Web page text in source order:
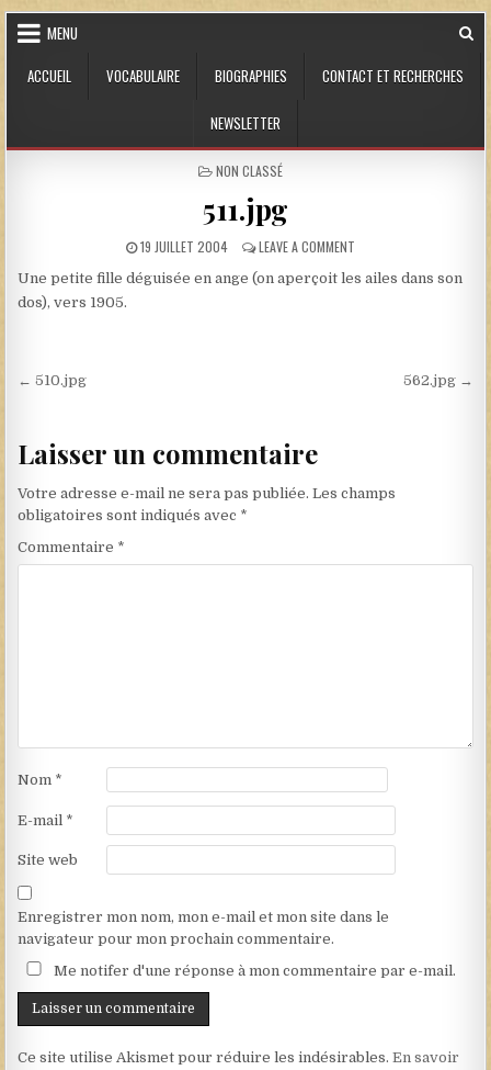
Skip to content
MENU
ACCUEIL
VOCABULAIRE BIOGRAPHIES CONTACT ET RECHERCHES
NEWSLETTER
POSTED IN
NON CLASSÉ
511.jpg
PUBLISHED DATE:
19 JUILLET 2004 LEAVE A COMMENTON 511.JPG
Une petite fille déguisée en ange (on aperçoit les ailes dans son
dos), vers 1905.
Navigation de l’article
← 510.jpg 562.jpg →
Laisser un commentaire
Votre adresse e-mail ne sera pas publiée. Les champs
obligatoires sont indiqués avec *
Commentaire *
Nom *
E-mail *
Site web
Enregistrer mon nom, mon e-mail et mon site dans le
navigateur pour mon prochain commentaire.
Me notifer d'une réponse à mon commentaire par e-mail.
Ce site utilise Akismet pour réduire les indésirables.En savoir